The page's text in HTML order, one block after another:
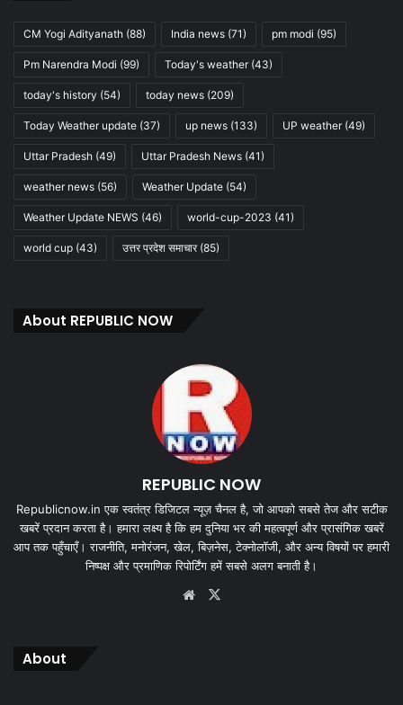
CM Yogi Adityanath (88) India news (71) pm modi (95)
Pm Narendra Modi (99) Today's weather(43)
today's history (54) today news (209)
Today Weather update (37) up news (133) UP weather(49)
Uttar Pradesh (49) Uttar Pradesh News (41)
weather news (56) Weather Update (54)
Weather Update NEWS (46) world-cup-2023 (41)
world cup (43) उत्तर प्रदेश समाचार(85)
About REPUBLIC NOW
REPUBLIC NOW
Republicnow.in एक स्वतंत्र डिजिटल न्यूज़ चैनल है, जो आपको सबसे तेज और सटीक
खबरें प्रदान करता है। हमारा लक्ष्य है कि हम दुनिया भर की महत्वपूर्ण और प्रासंगिक खबरें
आप तक पहुँचाएँ। राजनीति, मनोरंजन, खेल, बिज़नेस, टेक्नोलॉजी, और अन्य विषयों पर हमारी
निष्पक्ष और प्रमाणिक रिपोर्टिंग हमें सबसे अलग बनाती है।
Website
About